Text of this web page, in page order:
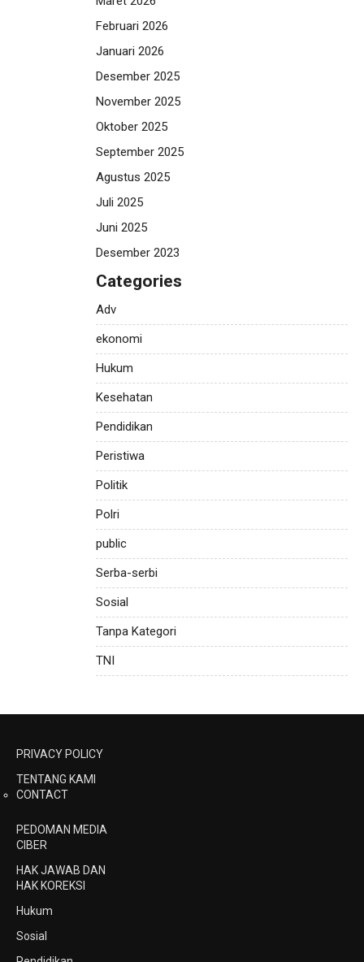
Februari 2026
Januari 2026
Desember 2025
November 2025
Oktober 2025
September 2025
Agustus 2025
Juli 2025
Juni 2025
Desember 2023
Categories
Adv
ekonomi
Hukum
Kesehatan
Pendidikan
Peristiwa
Politik
Polri
public
Serba-serbi
Sosial
Tanpa Kategori
TNI
PRIVACY POLICY
TENTANG KAMI
CONTACT
PEDOMAN MEDIA
CIBER
HAK JAWAB DAN
HAK KOREKSI
Hukum
Sosial